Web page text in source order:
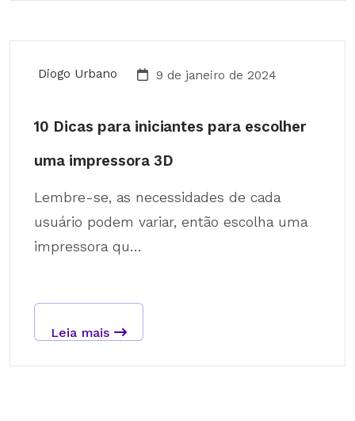
Diogo Urbano 9 de janeiro de 2024
10 Dicas para iniciantes para escolher
uma impressora 3D
Lembre-se, as necessidades de cada
usuário podem variar, então escolha uma
impressora qu...
Leia mais